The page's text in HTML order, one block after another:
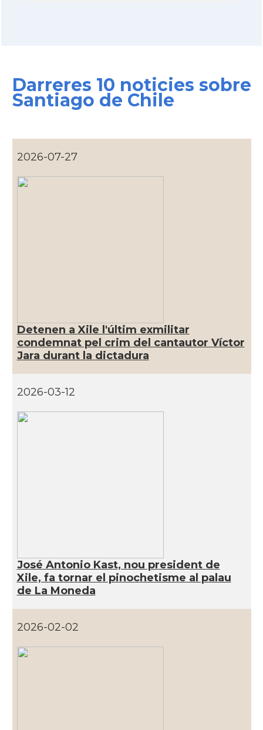
Darreres 10 noticies sobre
Santiago de Chile
2026-07-27
Detenen a Xile l'últim exmilitar
condemnat pel crim del cantautor Víctor
Jara durant la dictadura
2026-03-12
José Antonio Kast, nou president de
Xile, fa tornar el pinochetisme al palau
de La Moneda
2026-02-02